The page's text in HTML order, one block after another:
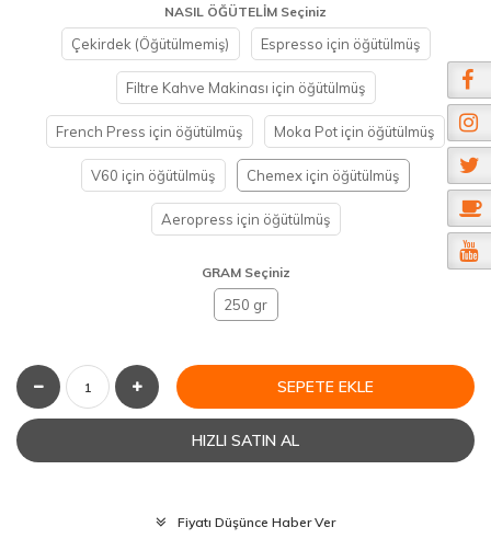
NASIL ÖĞÜTELİM Seçiniz
Çekirdek (Öğütülmemiş) Espresso için öğütülmüş
Filtre Kahve Makinası için öğütülmüş
French Press için öğütülmüş Moka Pot için öğütülmüş
V60 için öğütülmüş Chemex için öğütülmüş
Aeropress için öğütülmüş
GRAM Seçiniz
250 gr
SEPETE EKLE
HIZLI SATIN AL
Fiyatı Düşünce Haber Ver